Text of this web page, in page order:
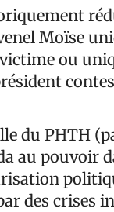
Moïse
ou
du PHTH
au pouvoir
des crises